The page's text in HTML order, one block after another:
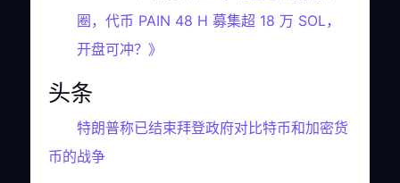
圈，代币 PAIN 48 H 募集超 18 万 SOL，
开盘可冲？》
头条
特朗普称已结束拜登政府对比特币和加密货
币的战争